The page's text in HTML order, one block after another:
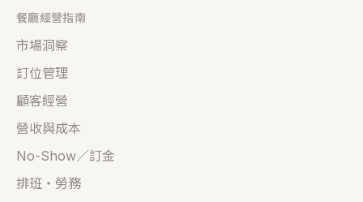
餐廳經營指南
市場洞察
訂位管理
顧客經營
營收與成本
No-Show／訂金
排班・勞務